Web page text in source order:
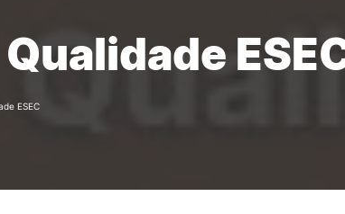
Formação Especializada
Licenciaturas
Microcredenciações
CTeSP
Licenciaturas
ESEC